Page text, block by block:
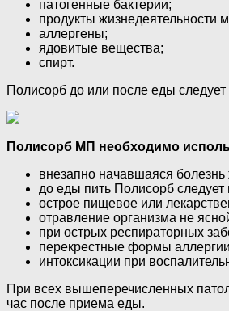
патогенные бактерии;
продукты жизнедеятельности
аллергены;
ядовитые вещества;
спирт.
Полисорб до или после еды
Полисорб МП необходимо
внезапно начавшаяся
до еды пить Полисорб
острое пищевое или
отравление организма не
при острых респираторных
перекрестные формы
интоксикации при
При всех вышеперечисленных
час после приема еды.